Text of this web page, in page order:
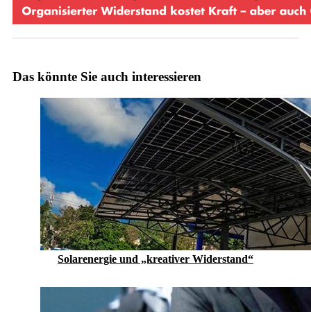
Das könnte Sie auch interessieren
Solarenergie und „kreativer Widerstand“